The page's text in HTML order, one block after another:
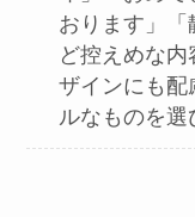
おります」
ど控えめな
ザインにも配
ルなものを選